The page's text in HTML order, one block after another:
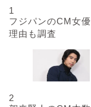
1
フジパンのCM女
理由も調査
2